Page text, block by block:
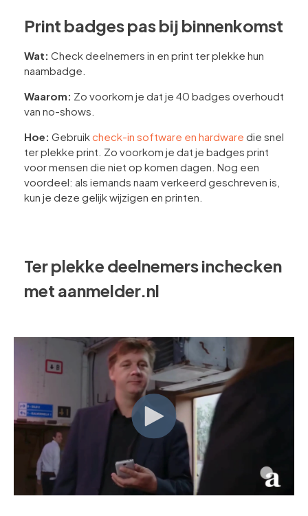
Print badges pas bij binnenkomst
Wat: Check deelnemers in en print ter plekke hun
naambadge.
Waarom: Zo voorkom je dat je 40 badges overhoudt
van no-shows.
Hoe: Gebruikcheck-in software en hardware die snel
ter plekke print. Zo voorkom je dat je badges print
voor mensen die niet op komen dagen. Nog een
voordeel: als iemands naam verkeerd geschreven is,
kun je deze gelijk wijzigen en printen.
Ter plekke deelnemers inchecken
met aanmelder.nl